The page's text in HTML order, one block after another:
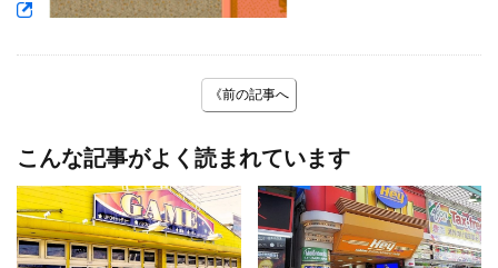
《前の記事へ
こんな記事がよく読まれています